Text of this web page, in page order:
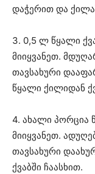
დაჭერით და
3. 0,5 ლ წყალი
მიიყვანეთ.
თავსახური
წყალი ქილიდან
4. ახალი პორცია
მიიყვანეთ.
თავსახური
ქვაბში ჩაასხით.